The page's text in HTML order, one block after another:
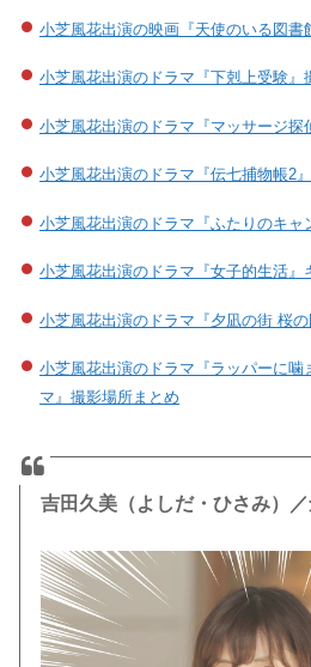
小芝風花出演の映画『天使のいる図書
小芝風花出演のドラマ『下剋上受験』
小芝風花出演のドラマ『マッサージ探
小芝風花出演のドラマ『伝七捕物帳2
小芝風花出演のドラマ『ふたりのキャ
小芝風花出演のドラマ『女子的生活』
小芝風花出演のドラマ『夕凪の街 桜
小芝風花出演のドラマ『ラッパーに噛
マ』撮影場所まとめ
吉田久美（よしだ・ひさみ）